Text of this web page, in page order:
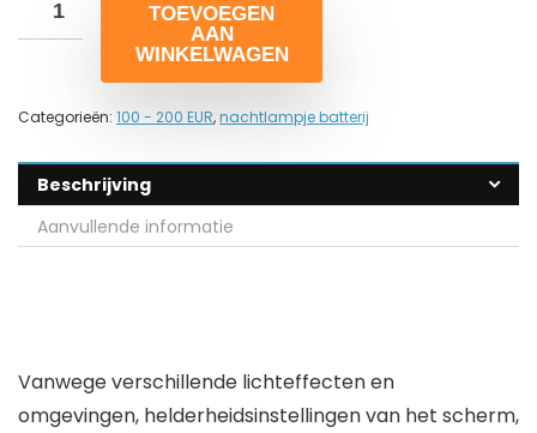
TOEVOEGEN
AAN
WINKELWAGEN
Categorieën: 100 - 200 EUR, nachtlampje batterij
Beschrijving
Aanvullende informatie
Vanwege verschillende lichteffecten en
omgevingen, helderheidsinstellingen van het scherm,